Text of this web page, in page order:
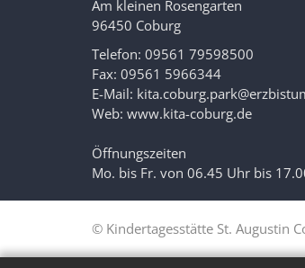
Am kleinen Rosengarten
96450 Coburg
Telefon: 09561 79598500
Fax: 09561 5966344
E-Mail:
Web: www.kita-coburg.de
Öffnungszeiten
Mo. bis Fr. von 06.45 Uhr bis
© Kindertagesstätte St. Augustin